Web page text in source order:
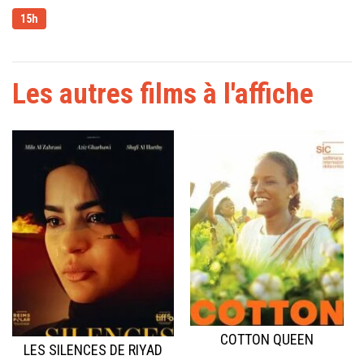
15h
Les autres films à l'affiche
LES SILENCES DE RIYAD
COTTON QUEEN